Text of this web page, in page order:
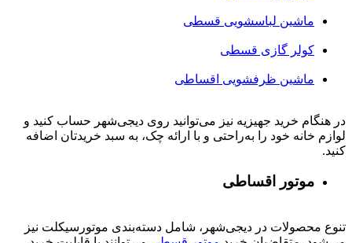
ماشین لباسشویی قسطی
کولر گازی قسطی
ماشین ظرفشویی اقساطی
در هنگام خرید جهیزیه نیز می‌توانید روی دیجی‌شهر حساب کنید و
لوازم خانه خود را به‌راحتی و با ارائه چک، به سبد خریدتان اضافه
کنید.
موتور اقساطی
تنوع محصولات در دیجی‌شهر، شامل دسته‌بندی موتورسیکلت نیز